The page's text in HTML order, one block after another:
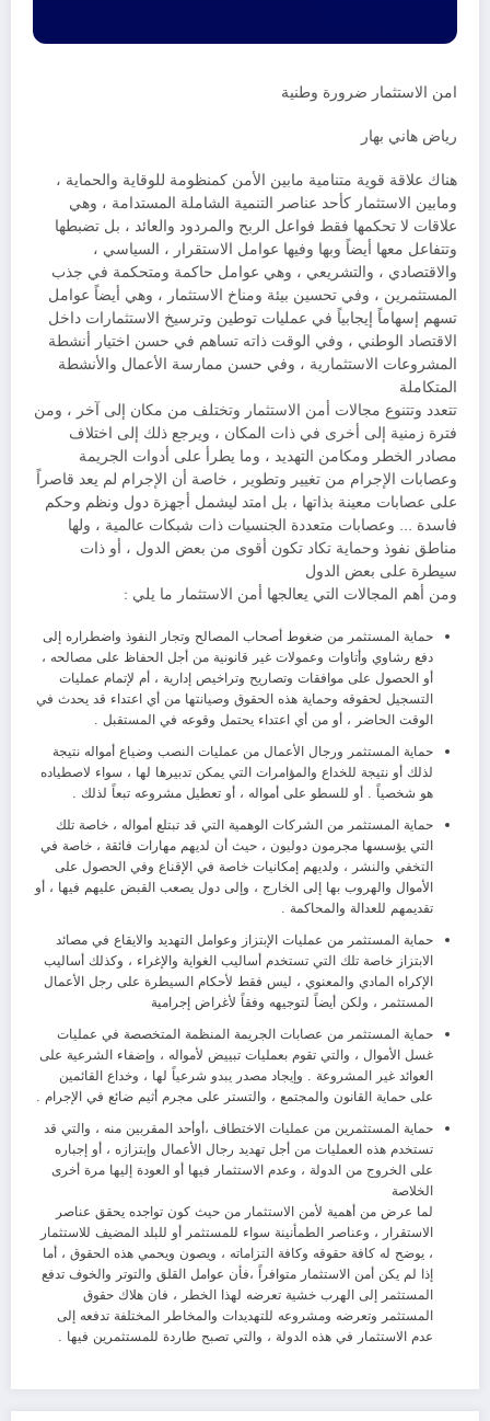
امن الاستثمار ضرورة وطنية
رياض هاني بهار
هناك علاقة قوية متنامية مابين الأمن كمنظومة للوقاية والحماية ،
ومابين الاستثمار كأحد عناصر التنمية الشاملة المستدامة ، وهي
علاقات لا تحكمها فقط فواعل الربح والمردود والعائد ، بل تضبطها
وتتفاعل معها أيضاً وبها وفيها عوامل الاستقرار ، السياسي ،
والاقتصادي ، والتشريعي ، وهي عوامل حاكمة ومتحكمة في جذب
المستثمرين ، وفي تحسين بيئة ومناخ الاستثمار ، وهي أيضاً عوامل
تسهم إسهاماً إيجابياً في عمليات توطين وترسيخ الاستثمارات داخل
الاقتصاد الوطني ، وفي الوقت ذاته تساهم في حسن اختيار أنشطة
المشروعات الاستثمارية ، وفي حسن ممارسة الأعمال والأنشطة
المتكاملة
تتعدد وتتنوع مجالات أمن الاستثمار وتختلف من مكان إلى آخر ، ومن
فترة زمنية إلى أخرى في ذات المكان ، ويرجع ذلك إلى اختلاف
مصادر الخطر ومكامن التهديد ، وما يطرأ على أدوات الجريمة
وعصابات الإجرام من تغيير وتطوير ، خاصة أن الإجرام لم يعد قاصراً
على عصابات معينة بذاتها ، بل امتد ليشمل أجهزة دول ونظم وحكم
فاسدة … وعصابات متعددة الجنسيات ذات شبكات عالمية ، ولها
مناطق نفوذ وحماية تكاد تكون أقوى من بعض الدول ، أو ذات
سيطرة على بعض الدول
ومن أهم المجالات التي يعالجها أمن الاستثمار ما يلي :
حماية المستثمر من ضغوط أصحاب المصالح وتجار النفوذ واضطراره إلى
دفع رشاوي وأتاوات وعمولات غير قانونية من أجل الحفاظ على مصالحه ،
أو الحصول على موافقات وتصاريح وتراخيص إدارية ، أم لإتمام عمليات
التسجيل لحقوقه وحماية هذه الحقوق وصيانتها من أي اعتداء قد يحدث في
الوقت الحاضر ، أو من أي اعتداء يحتمل وقوعه في المستقبل .
حماية المستثمر ورجال الأعمال من عمليات النصب وضياع أمواله نتيجة
لذلك أو نتيجة للخداع والمؤامرات التي يمكن تدبيرها لها ، سواء لاصطياده
هو شخصياً . أو للسطو على أمواله ، أو تعطيل مشروعه تبعاً لذلك .
حماية المستثمر من الشركات الوهمية التي قد تبتلع أمواله ، خاصة تلك
التي يؤسسها مجرمون دوليون ، حيث أن لديهم مهارات فائقة ، خاصة في
التخفي والنشر ، ولديهم إمكانيات خاصة في الإقناع وفي الحصول على
الأموال والهروب بها إلى الخارج ، وإلى دول يصعب القبض عليهم فيها ، أو
تقديمهم للعدالة والمحاكمة .
حماية المستثمر من عمليات الإبتزاز وعوامل التهديد والايقاع في مصائد
الابتزاز خاصة تلك التي تستخدم أساليب الغواية والإغراء ، وكذلك أساليب
الإكراه المادي والمعنوي ، ليس فقط لأحكام السيطرة على رجل الأعمال
المستثمر ، ولكن أيضاً لتوجيهه وفقاً لأغراض إجرامية
حماية المستثمر من عصابات الجريمة المنظمة المتخصصة في عمليات
غسل الأموال ، والتي تقوم بعمليات تبييض لأمواله ، وإضفاء الشرعية على
العوائد غير المشروعة . وإيجاد مصدر يبدو شرعياً لها ، وخداع القائمين
على حماية القانون والمجتمع ، والتستر على مجرم أثيم ضائع في الإجرام .
حماية المستثمرين من عمليات الاختطاف ،أوأحد المقربين منه ، والتي قد
تستخدم هذه العمليات من أجل تهديد رجال الأعمال وإبتزازه ، أو إجباره
على الخروج من الدولة ، وعدم الاستثمار فيها أو العودة إليها مرة أخرى
الخلاصة
لما عرض من أهمية لأمن الاستثمار من حيث كون تواجده يحقق عناصر
الاستقرار ، وعناصر الطمأنينة سواء للمستثمر أو للبلد المضيف للاستثمار
، يوضح له كافة حقوقه وكافة التزاماته ، ويصون ويحمي هذه الحقوق ، أما
إذا لم يكن أمن الاستثمار متوافراً ،فأن عوامل القلق والتوتر والخوف تدفع
المستثمر إلى الهرب خشية تعرضه لهذا الخطر ، فان هلاك حقوق
المستثمر وتعرضه ومشروعه للتهديدات والمخاطر المختلفة تدفعه إلى
عدم الاستثمار في هذه الدولة ، والتي تصبح طاردة للمستثمرين فيها .